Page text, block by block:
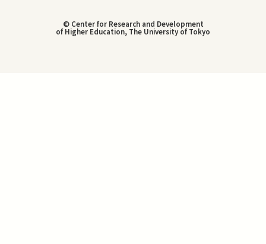
© Center for Research and Development
of Higher Education, The University of Tokyo